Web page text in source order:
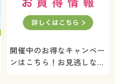
開催中のお得なキャンペー
ンはこちら！お見逃しな